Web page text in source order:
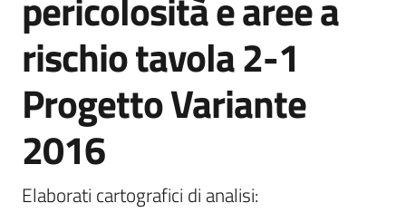
Comunicazione
rischio tavola 2-1
Progetto Variante
2016
Elaborati cartografici di analisi: